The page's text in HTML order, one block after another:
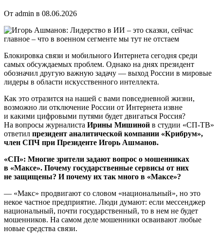
От admin в 08.06.2026
Блокировка связи и мобильного Интернета сегодня среди
самых обсуждаемых проблем. Однако на днях президент
обозначил другую важную задачу — выход России в мировые
лидеры в области искусственного интеллекта.
Как это отразится на нашей с вами повседневной жизни,
возможно ли отключение России от Интернета извне
и какими цифровыми путями будет двигаться Россия?
На вопросы журналиста Ирины Мишиной в студии «СП-ТВ»
ответил президент аналитической компании «Крибрум»,
член СПЧ при Президенте Игорь Ашманов.
«СП»: Многие зрители задают вопрос о мошенниках
в «Максе». Почему государственные сервисы от них
не защищены? И почему их так много в «Максе»?
— «Макс» продвигают со словом «национальный», но это
некое частное предприятие. Люди думают: если мессенджер
национальный, почти государственный, то в нем не будет
мошенников. На самом деле мошенники осваивают любые
новые средства связи.